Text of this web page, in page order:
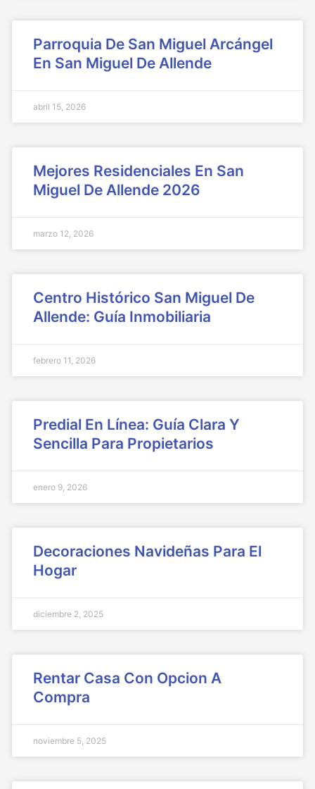
Parroquia De San Miguel Arcángel
En San Miguel De Allende
abril 15, 2026
Mejores Residenciales En San
Miguel De Allende 2026
marzo 12, 2026
Centro Histórico San Miguel De
Allende: Guía Inmobiliaria
febrero 11, 2026
Predial En Línea: Guía Clara Y
Sencilla Para Propietarios
enero 9, 2026
Decoraciones Navideñas Para El
Hogar
diciembre 2, 2025
Rentar Casa Con Opcion A
Compra
noviembre 5, 2025